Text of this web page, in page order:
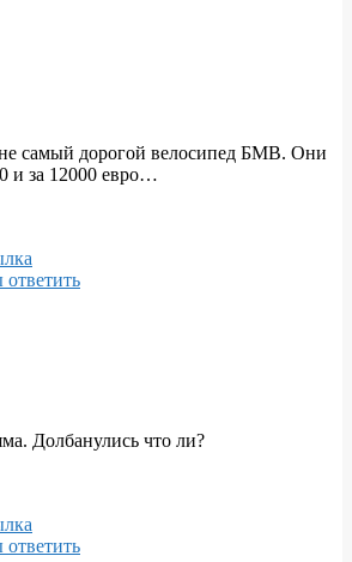
не самый дорогой велосипед БМВ. Они
и за 12000 евро…
Долбанулись что ли?